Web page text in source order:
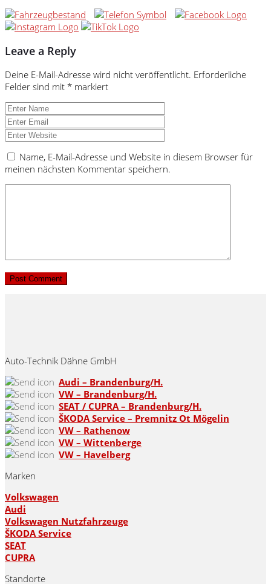
Leave a Reply
Deine E-Mail-Adresse wird nicht veröffentlicht. Erforderliche
Felder sind mit * markiert
Name, E-Mail-Adresse und Website in diesem Browser für
meinen nächsten Kommentar speichern.
Auto-Technik Dähne GmbH
Audi – Brandenburg/H.
VW – Brandenburg/H.
SEAT / CUPRA – Brandenburg/H.
ŠKODA Service – Premnitz Ot Mögelin
VW – Rathenow
VW – Wittenberge
VW – Havelberg
Marken
Volkswagen
Audi
Volkswagen Nutzfahrzeuge
ŠKODA Service
SEAT
CUPRA
Standorte